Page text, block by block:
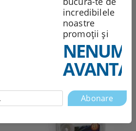
223.62Lei
Vezi detalii
incredibilele
noastre
promoții și